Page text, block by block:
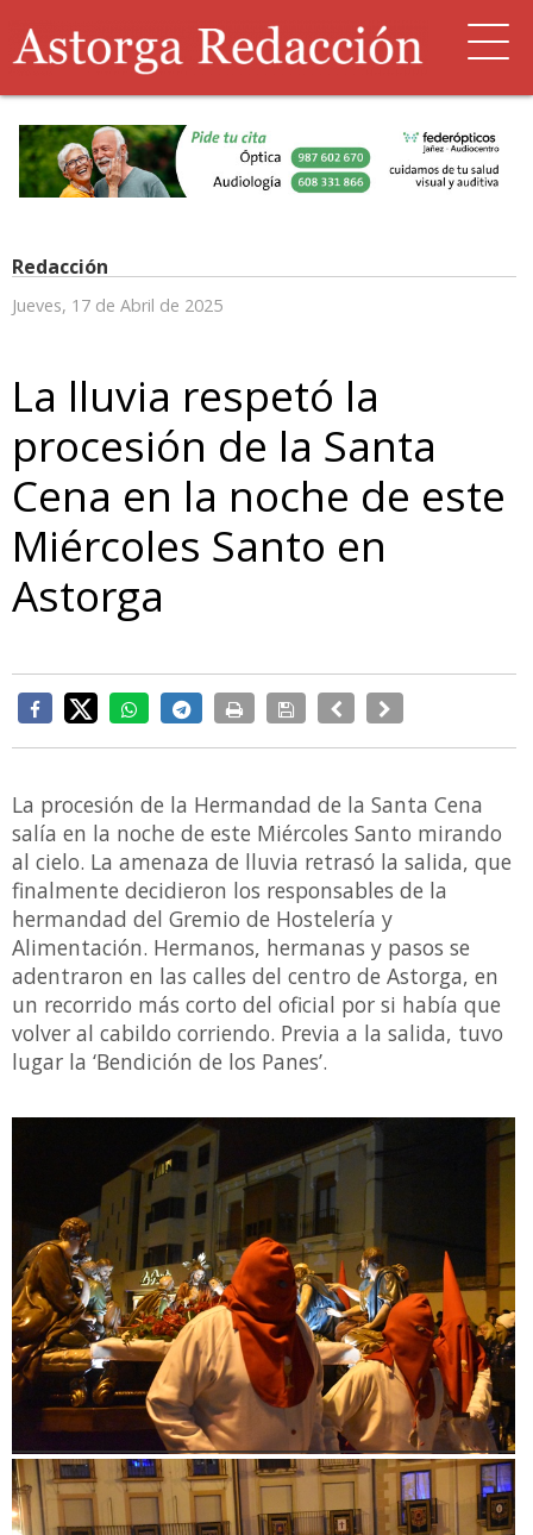
Redacción
Jueves, 17 de Abril de 2025
La lluvia respetó la
procesión de la Santa
Cena en la noche de este
Miércoles Santo en
Astorga
La procesión de la Hermandad de la Santa Cena
salía en la noche de este Miércoles Santo mirando
al cielo. La amenaza de lluvia retrasó la salida, que
finalmente decidieron los responsables de la
hermandad del Gremio de Hostelería y
Alimentación. Hermanos, hermanas y pasos se
adentraron en las calles del centro de Astorga, en
un recorrido más corto del oficial por si había que
volver al cabildo corriendo. Previa a la salida, tuvo
lugar la ‘Bendición de los Panes’.